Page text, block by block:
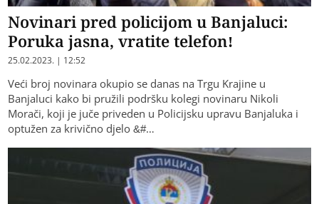
Novinari pred policijom u Banjaluci:
Poruka jasna, vratite telefon!
25.02.2023. | 12:52
Veći broj novinara okupio se danas na Trgu Krajine u
Banjaluci kako bi pružili podršku kolegi novinaru Nikoli
Morači, koji je juče priveden u Policijsku upravu Banjaluka i
optužen za krivično djelo &#…